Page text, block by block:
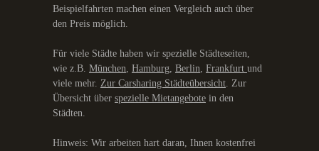
Beispielfahrten machen einen Vergleich auch über
den Preis möglich.
Für viele Städte haben wir spezielle Städteseiten,
wie z.B. München Hamburg Berlin Frankfurt und
viele mehr. Zur Carsharing Städteübersicht . Zur
Übersicht über spezielle Mietangebote in den
Städten.
Hinweis: Wir arbeiten hart daran, Ihnen kostenfrei